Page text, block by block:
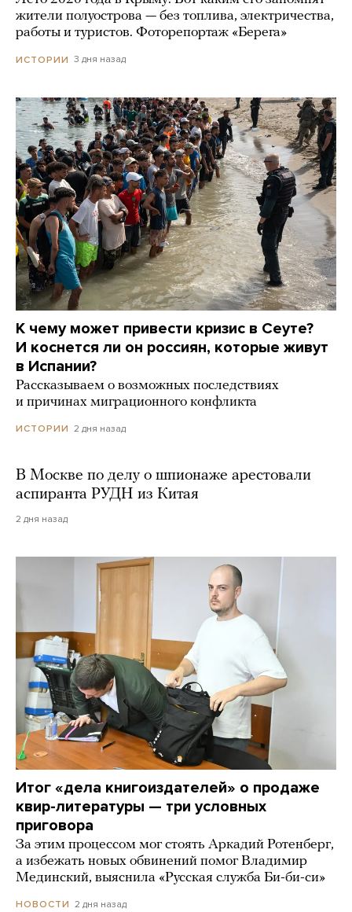
жители полуострова — без топлива, электричества,
работы и туристов. Фоторепортаж «Берега»
ИСТОРИИ 3 дня назад
К чему может привести кризис в Сеуте?
И коснется ли он россиян, которые живут
в Испании?
Рассказываем о возможных последствиях
и причинах миграционного конфликта
ИСТОРИИ 2 дня назад
В Москве по делу о шпионаже арестовали
аспиранта РУДН из Китая
2 дня назад
Итог «дела книгоиздателей» о продаже
квир-литературы — три условных
приговора
За этим процессом мог стоять Аркадий Ротенберг,
а избежать новых обвинений помог Владимир
Мединский, выяснила «Русская служба Би-би-си»
НОВОСТИ 2 дня назад